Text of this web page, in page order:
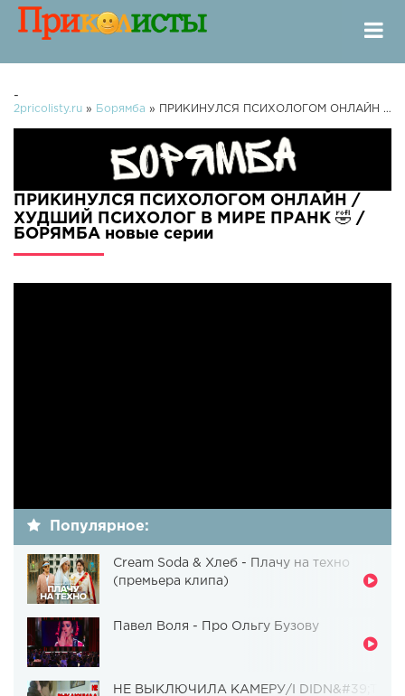
-
2pricolisty.ru » Борямба » ПРИКИНУЛСЯ ПСИХОЛОГОМ ОНЛАЙН / ХУДШИЙ ПСИХОЛОГ В МИРЕ ПРАНК 🤣 / БОРЯМБА
ПРИКИНУЛСЯ ПСИХОЛОГОМ ОНЛАЙН /
ХУДШИЙ ПСИХОЛОГ В МИРЕ ПРАНК 🤣 /
БОРЯМБА новые серии
Популярное:
Cream Soda & Хлеб - Плачу на техно
(премьера клипа)
Павел Воля - Про Ольгу Бузову
НЕ ВЫКЛЮЧИЛА КАМЕРУ/I DIDN&#39;T